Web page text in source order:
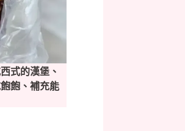
式的漢堡、
飽、補充能